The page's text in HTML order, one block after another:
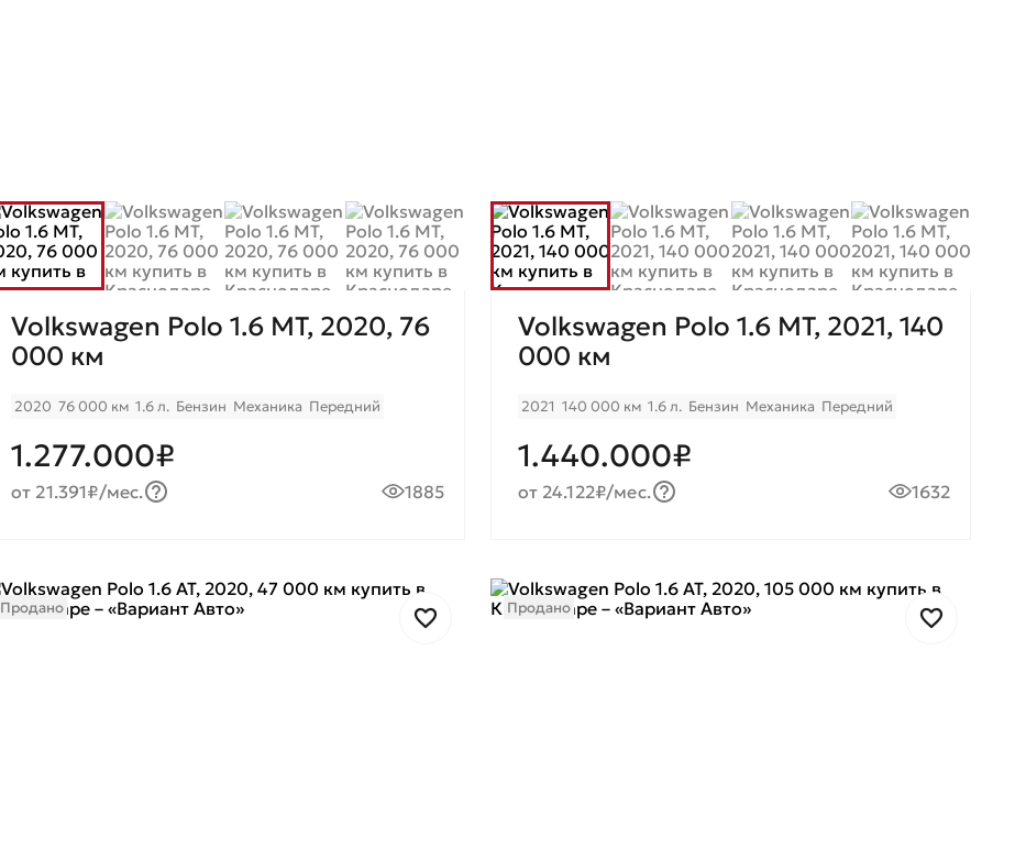
Volkswagen Polo 1.6 МТ, 2020, 76
000 км
2020 76 000 км 1.6 л. Бензин Механика Передний
1.277.000₽
от 21.391₽/мес. 1885
Volkswagen Polo 1.6 MT, 2021, 140
000 км
2021 140 000 км 1.6 л. Бензин Механика Передний
1.440.000₽
от 24.122₽/мес. 1632
Продано Продано